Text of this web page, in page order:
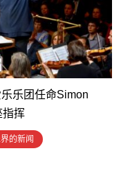
乐团任命Simon
指挥
的新闻